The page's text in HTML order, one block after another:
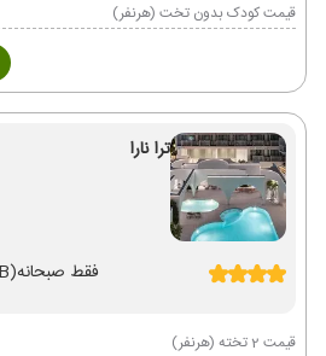
قیمت کودک بدون تخت (هرنفر)
ترا نارا
فقط صبحانه(BB)
قیمت 2 تخته (هرنفر)